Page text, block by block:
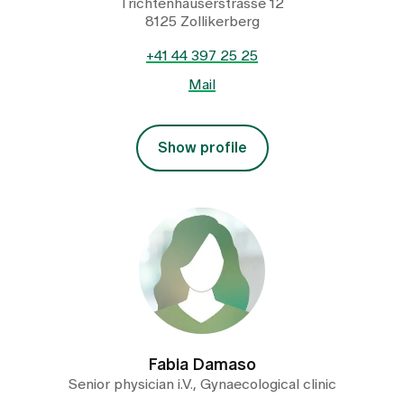
Trichtenhauserstrasse 12
8125 Zollikerberg
+41 44 397 25 25
Mail
Show profile
Fabia Damaso
Senior physician i.V., Gynaecological clinic